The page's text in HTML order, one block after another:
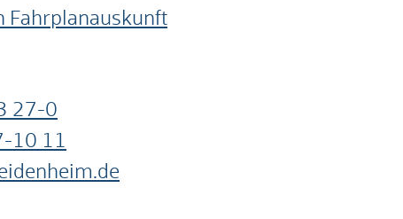
Fahrplanauskunft
27-0
10 11